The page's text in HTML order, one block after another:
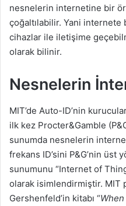
nesnelerin internetine bir
çoğaltılabilir. Yani internete
cihazlar ile iletişime
olarak bilinir.
Nesnelerin
MIT’de Auto-ID’nin
ilk kez Procter&Gamble
sunumda nesnelerin
frekans ID’sini P&G’nin
sunumunu “Internet of
olarak isimlendirmiştir. MIT
Gershenfeld’in kitabı “